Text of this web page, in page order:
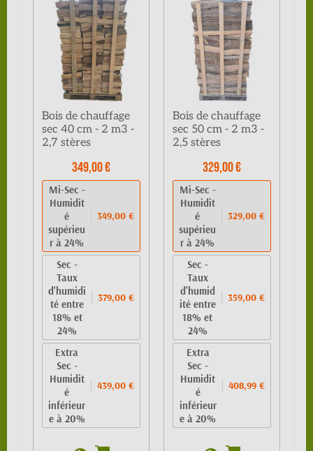
Bois de chauffage
sec 40 cm - 2 m3 -
2,7 stères
349,00 €
Mi-Sec -
Humidit
é
supérieu
r à 24%
349,00 €
Sec -
Taux
d'humidi
té entre
18% et
24%
379,00 €
Extra
Sec -
Humidit
é
inférieur
e à 20%
439,00 €
Bois de chauffage
sec 50 cm - 2 m3 -
2,5 stères
329,00 €
Mi-Sec -
Humidit
é
supérieu
r à 24%
329,00 €
Sec -
Taux
d'humid
ité entre
18% et
24%
359,00 €
Extra
Sec -
Humidit
é
inférieur
e à 20%
408,99 €